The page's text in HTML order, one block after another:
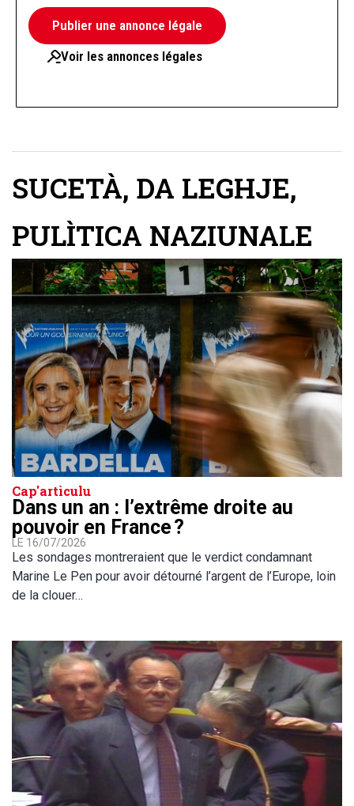
Publier une annonce légale
Voir les annonces légales
SUCETÀ, DA LEGHJE,
PULÌTICA NAZIUNALE
Cap'artìculu
Dans un an : l’extrême droite au
pouvoir en France ?
LE 16/07/2026
Les sondages montreraient que le verdict condamnant
Marine Le Pen pour avoir détourné l’argent de l’Europe, loin
de la clouer…